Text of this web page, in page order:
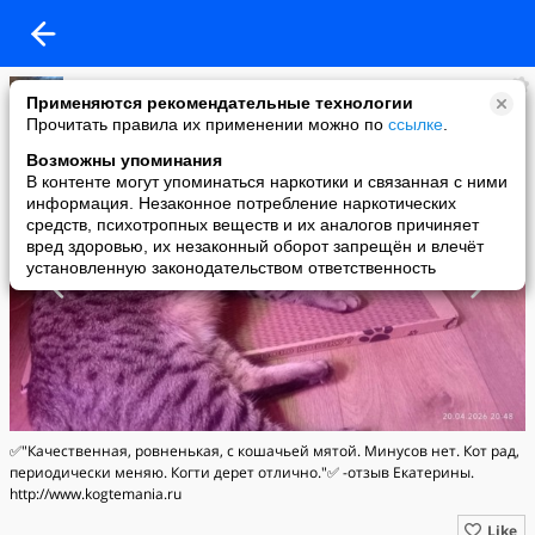
Применяются рекомендательные технологии
Прочитать правила их применении можно по ссылке
Возможны упоминания
В контенте могут упоминаться наркотики и связанная с ними
информация. Незаконное потребление наркотических
средств, психотропных веществ и их аналогов причиняет
вред здоровью, их незаконный оборот запрещён и влечёт
установленную законодательством ответственность
Когтеточки для кошек ТМ "Когтедралка" и "Когтемания"
added a photo
28 Apr в 17:23
✅️"Качественная, ровненькая, с кошачьей мятой. Минусов нет. Кот рад,
периодически меняю. Когти дерет отлично."✅️ -отзыв Екатерины.
http://www.kogtemania.ru